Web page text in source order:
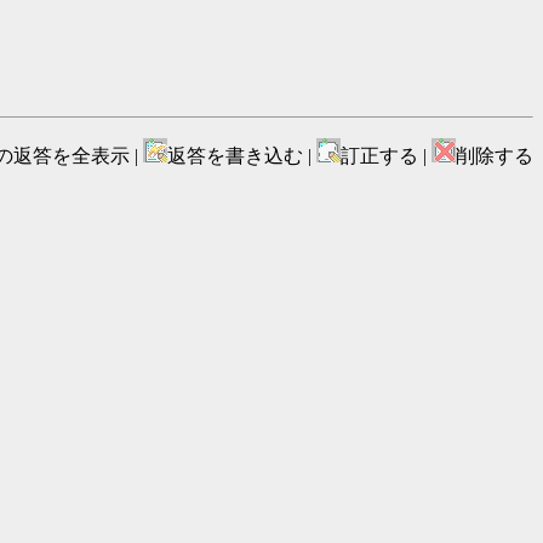
返答を全表示 | 返答を書き込む | 訂正する | 削除する